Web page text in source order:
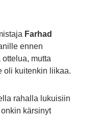
Farhad
ennen
mutta
oli kuitenkin liikaa.
rahalla lukuisiin
kärsinyt